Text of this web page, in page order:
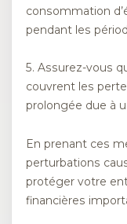
consommation
pendant les
5. Assurez-vous
couvrent les
prolongée due à
En prenant ces
perturbations
protéger votre
financières